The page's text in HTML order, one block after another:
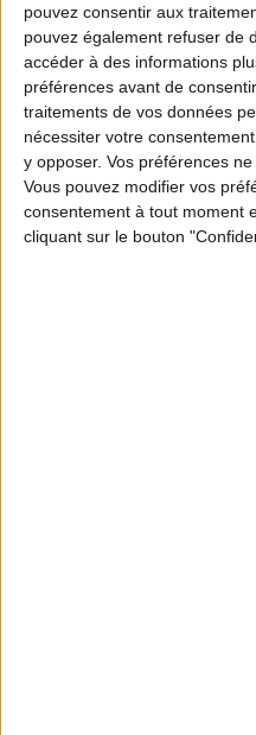
pouvez consentir aux
pouvez également refuser de
accéder à des informations
préférences avant de consentir.
traitements de vos données
nécessiter votre
y opposer. Vos préférences
Vous pouvez modifier vos
consentement à tout moment
cliquant sur le bouton
Fermeture :
28 février 2027 au soir
Pour connaître le détail
l'ouverture et à la
département de l'Aude,